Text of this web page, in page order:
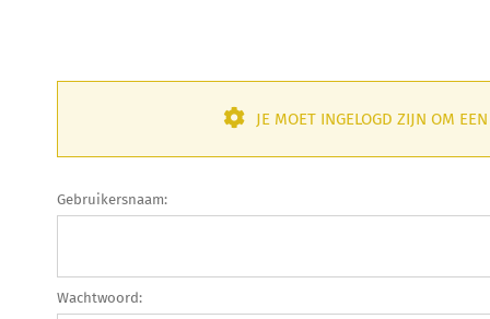
JE MOET INGELOGD ZIJN OM
Gebruikersnaam:
Wachtwoord: